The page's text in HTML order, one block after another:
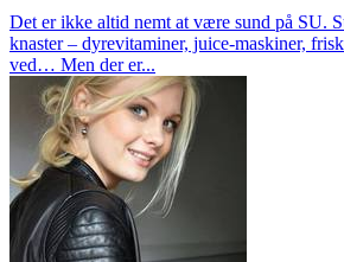
Det er ikke altid nemt at være sund på SU.
knaster – dyrevitaminer, juice-maskiner,
ved… Men der er...